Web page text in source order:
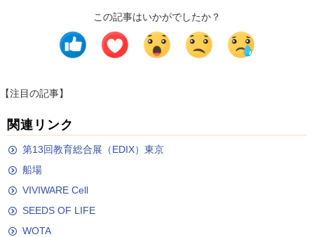
この記事はいかがでしたか？
【注目の記事】
関連リンク
第13回教育総合展（EDIX）東京
船場
VIVIWARE Cell
SEEDS OF LIFE
WOTA